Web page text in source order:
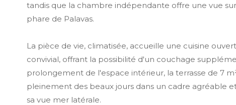
tandis que la chambre indépendante offre une vue
phare de Palavas.
La pièce de vie, climatisée, accueille une cuisine
convivial, offrant la possibilité d'un couchage
prolongement de l'espace intérieur, la terrasse de 7
pleinement des beaux jours dans un cadre agréable
sa vue mer latérale.